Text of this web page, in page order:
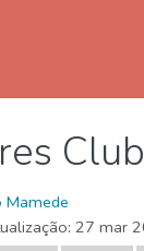
Mamede
27 mar